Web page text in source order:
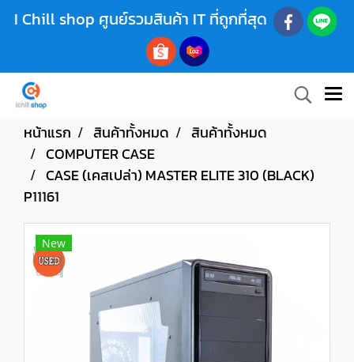
I Chill shop ศูนย์รวมสินค้า IT ที่ถูกที่สุด
หน้าแรก สินค้าทั้งหมด
สินค้าทั้งหมด
COMPUTER CASE
CASE (เคสเปล่า) MASTER ELITE 310 (BLACK)
P11161
New